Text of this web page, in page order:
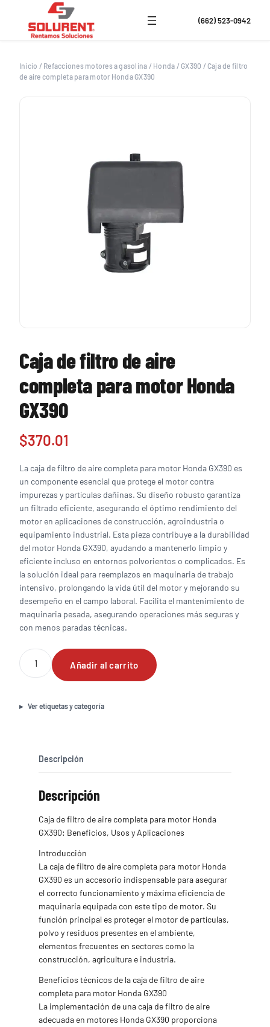
contenido
(662) 523-0942
Inicio / Refacciones motores a gasolina / Honda /GX390 / Caja de filtro
de aire completa para motor Honda GX390
Caja de filtro de aire
completa para motor Honda
GX390
$370.01
La caja de filtro de aire completa para motor Honda GX390 es
un componente esencial que protege el motor contra
impurezas y partículas dañinas. Su diseño robusto garantiza
un filtrado eficiente, asegurando el óptimo rendimiento del
motor en aplicaciones de construcción, agroindustria o
equipamiento industrial. Esta pieza contribuye a la durabilidad
del motor Honda GX390, ayudando a mantenerlo limpio y
eficiente incluso en entornos polvorientos o complicados. Es
la solución ideal para reemplazos en maquinaria de trabajo
intensivo, prolongando la vida útil del motor y mejorando su
desempeño en el campo laboral. Facilita el mantenimiento de
maquinaria pesada, asegurando operaciones más seguras y
con menos paradas técnicas.
Caja
de
filtro
aire
Honda
Añadir al carrito
Ver etiquetas y categoría
Descripción
Descripción
Caja de filtro de aire completa para motor Honda
GX390: Beneficios, Usos y Aplicaciones
Introducción
La caja de filtro de aire completa para motor Honda
GX390 es un accesorio indispensable para asegurar
el correcto funcionamiento y máxima eficiencia de
maquinaria equipada con este tipo de motor. Su
función principal es proteger el motor de partículas,
polvo y residuos presentes en el ambiente,
elementos frecuentes en sectores como la
construcción, agricultura e industria.
Beneficios técnicos de la caja de filtro de aire
completa para motor Honda GX390
La implementación de una caja de filtro de aire
adecuada en motores Honda GX390 proporciona